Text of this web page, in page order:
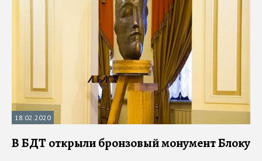
18.02.2020
В БДТ открыли бронзовый монумент Блоку